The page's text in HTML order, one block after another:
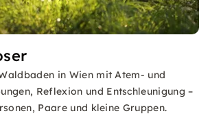
in Wien mit Atem- und
Reflexion und Entschleunigung –
Paare und kleine Gruppen.